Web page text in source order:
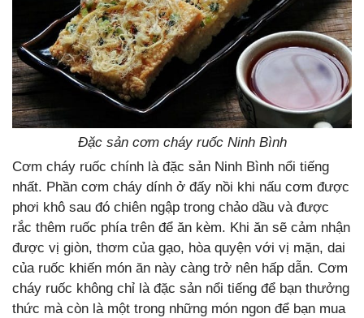
Đặc sản cơm cháy ruốc Ninh Bình
Cơm cháy ruốc chính là đặc sản Ninh Bình nổi tiếng
nhất. Phần cơm cháy dính ở đấy nồi khi nấu cơm được
phơi khô sau đó chiên ngập trong chảo dầu và được
rắc thêm ruốc phía trên để ăn kèm. Khi ăn sẽ cảm nhận
được vị giòn, thơm của gạo, hòa quyện với vị mặn, dai
của ruốc khiến món ăn này càng trở nên hấp dẫn. Cơm
cháy ruốc không chỉ là đặc sản nổi tiếng để bạn thưởng
thức mà còn là một trong những món ngon để bạn mua